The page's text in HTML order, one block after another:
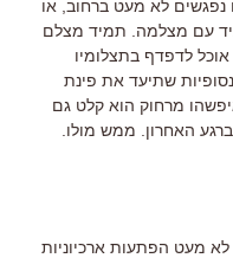
נפגשים לא מעט ברחוב, או
עם מצלמה. תמיד מצלם
לדפדף בתצלומיו
שתיעד את פינת
מרחוק הוא קלט גם
האחרון. ממש מולו.
לא מעט הפתעות ארכיוניות